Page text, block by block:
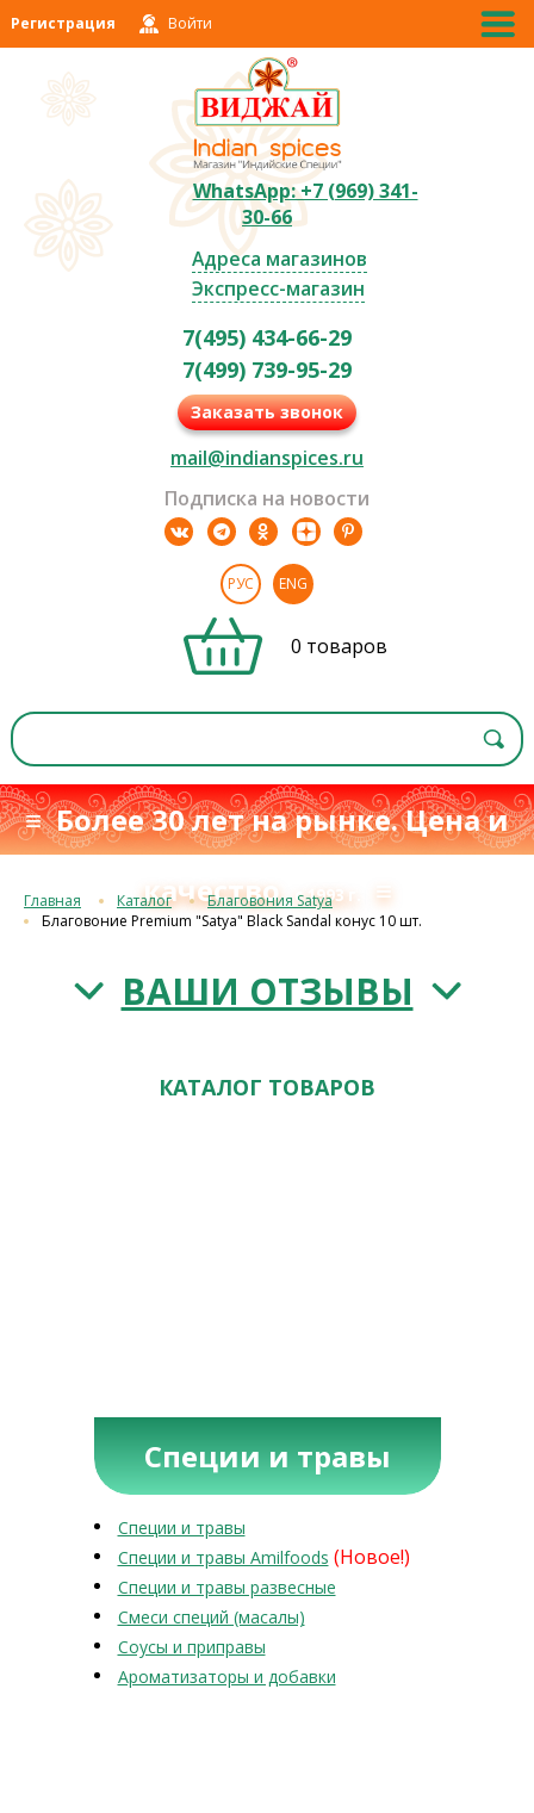
Регистрация Войти
WhatsApp: +7 (969) 341-
30-66
Адреса магазинов
Экспресс-магазин
7(495) 434-66-29
7(499) 739-95-29
Заказать звонок
mail@indianspices.ru
Подписка на новости
РУС ENG
0 товаров
≡ Более 30 лет на рынке. Цена и
качество с 1993 г. ≡
Главная Каталог
Благовония Satya
Благовоние Premium "Satya" Black Sandal конус 10 шт.
ВАШИ ОТЗЫВЫ
КАТАЛОГ ТОВАРОВ
Специи и травы
Специи и травы
Специи и травы Amilfoods (Новое!)
Специи и травы развесные
Смеси специй (масалы)
Соусы и приправы
Ароматизаторы и добавки